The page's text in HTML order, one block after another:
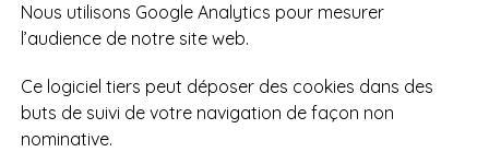
Nous utilisons Google Analytics pour mesurer
l’audience de notre site web.
Ce logiciel tiers peut déposer des cookies dans des
buts de suivi de votre navigation de façon non
nominative.